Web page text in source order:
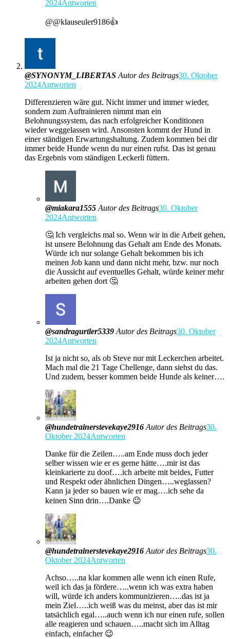
2024Antworten
@@klauseuler9186👍
@SYNONYM_LIBERTAS Autor des Beitrags30. Oktober
2024Antworten
Differenzieren wäre gut. Nicht immer und immer wieder,
sondern zum Auftrainieren nimmt man ein
Belohnungssystem, das nach erfolgreicher Konditionen
wieder weggelassen wird. Ansonsten kommt der Hund in
einer ständigen Erwartungshaltung. Zudem kommen bei dir
immer beide Hunde wenn du nur einen rufst. Das ist genau
das Ergebnis vom ständigen Leckerli füttern.
@miakara1555 Autor des Beitrags30. Oktober
2024Antworten
🤔 Ich vergleichs mal so. Wenn wir in die Arbeit gehen,
ist unsere Belohnung das Gehalt am Ende des Monats.
Würde ich nur solange Gehalt bekommen bis ich
meinen Job kann und dann nicht mehr, bzw. nur noch
die Aussicht auf eventuelles Gehalt, würde keiner mehr
arbeiten gehen dort 🤔
@sandragurtler5339 Autor des Beitrags30. Oktober
2024Antworten
Ist ja nicht so, als ob Steve nur mit Leckerchen arbeitet.
Mach mal die 21 Tage Chellenge, dann siehst du das.
Und zudem, besser kommen beide Hunde als keiner….
@hundetrainerstevekaye2916 Autor des Beitrags30.
Oktober 2024Antworten
Danke für die Zeilen…..am Ende muss doch jeder
selber wissen wie er es gerne hätte….mir ist das
kleinkarierte zu doof….ich arbeite mit beides, Futter
und Respekt oder ähnlichen Dingen…..weglassen?
Kann ja jeder so bauen wie er mag….ich sehe da
keinen Sinn drin….Danke 😉
@hundetrainerstevekaye2916 Autor des Beitrags30.
Oktober 2024Antworten
Achso…..na klar kommen alle wenn ich einen Rufe,
weil ich das ja fördere…..wenn ich was extra haben
will, würde ich anders kommunizieren…..das ist ja
mein Ziel…..ich weiß was du meinst, aber das ist mir
tatsächlich egal…..auch wenn ich nur einen rufe, sollen
alle reagieren und schauen…..macht sich im Alltag
einfach, einfacher 😉